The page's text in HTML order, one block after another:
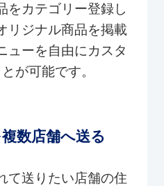
をカテゴリー登録し
リジナル商品を掲載
ューを自由にカスタ
が可能です。
数店舗へ送る
て送りたい店舗の住